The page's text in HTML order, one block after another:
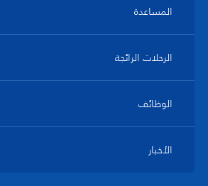
المساعدة
الرحلات الرائجة
الوظائف
الأخبار